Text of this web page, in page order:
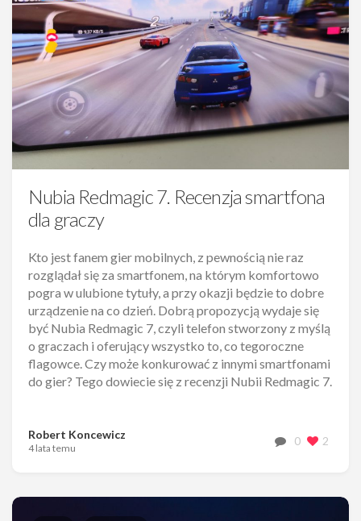
Nubia Redmagic 7. Recenzja smartfona
dla graczy
Kto jest fanem gier mobilnych, z pewnością nie raz
rozglądał się za smartfonem, na którym komfortowo
pogra w ulubione tytuły, a przy okazji będzie to dobre
urządzenie na co dzień. Dobrą propozycją wydaje się
być Nubia Redmagic 7, czyli telefon stworzony z myślą
o graczach i oferujący wszystko to, co tegoroczne
flagowce. Czy może konkurować z innymi smartfonami
do gier? Tego dowiecie się z recenzji Nubii Redmagic 7.
Robert Koncewicz
4 lata temu
0 2